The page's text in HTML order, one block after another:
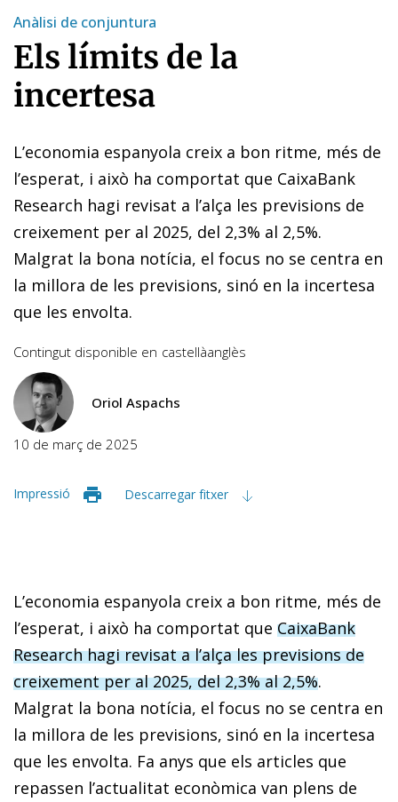
Anàlisi de conjuntura
Els límits de la
incertesa
L’economia espanyola creix a bon ritme, més de
l’esperat, i això ha comportat que CaixaBank
Research hagi revisat a l’alça les previsions de
creixement per al 2025, del 2,3% al 2,5%.
Malgrat la bona notícia, el focus no se centra en
la millora de les previsions, sinó en la incertesa
que les envolta.
Contingut disponible en castellàanglès
Oriol Aspachs
10 de març de 2025
Impressió Descarregar fitxer
L’economia espanyola creix a bon ritme, més de
l’esperat, i això ha comportat que CaixaBank
Research hagi revisat a l’alça les previsions de
creixement per al 2025, del 2,3% al 2,5%.
Malgrat la bona notícia, el focus no se centra en
la millora de les previsions, sinó en la incertesa
que les envolta. Fa anys que els articles que
repassen l’actualitat econòmica van plens de